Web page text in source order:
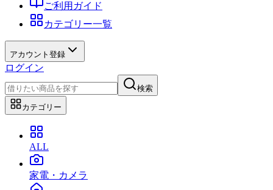
ご利用ガイド
カテゴリー一覧
アカウント登録
ログイン
検索
カテゴリー
ALL
家電・カメラ